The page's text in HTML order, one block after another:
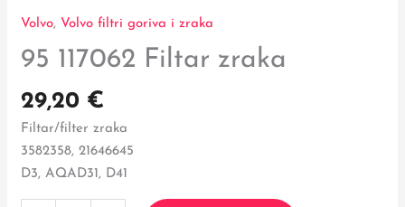
Volvo, Volvo filtri goriva i zraka
95 117062 Filtar zraka
29,20 €
Filtar/filter zraka
3582358, 21646645
D3, AQAD31, D41